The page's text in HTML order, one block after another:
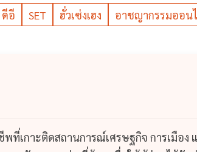
ดีอี SET ฮั่วเซ่งเฮง อาชญากรรมออน
ที่เกาะติดสถานการณ์เศรษฐกิจ การเมือง